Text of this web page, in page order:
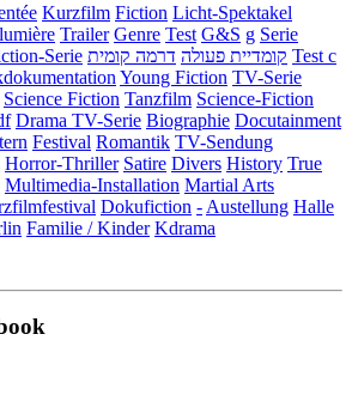
Kurzfilm Fiction Licht-Spektakel
Trailer Genre Test G&S g Serie
Serie קומדיית פעולה דרמה קומית
Test c
Young Fiction TV-Serie
Science Fiction Tanzfilm Science-Fiction
Drama TV-Serie Biographie Docutainment
Festival Romantik TV-Sendung
Horror-Thriller Satire Divers History True
Multimedia-Installation Martial Arts
Dokufiction - Austellung Halle
Familie / Kinder Kdrama